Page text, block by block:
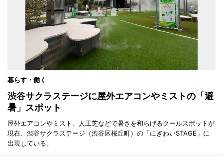
暮らす・働く
渋谷サクラステージに屋外エアコンやミストの「避
暑」スポット
屋外エアコンやミスト、人工芝などで暑さを和らげるクールスポットが
現在、渋谷サクラステージ（渋谷区桜丘町）の「にぎわいSTAGE」に
出現している。